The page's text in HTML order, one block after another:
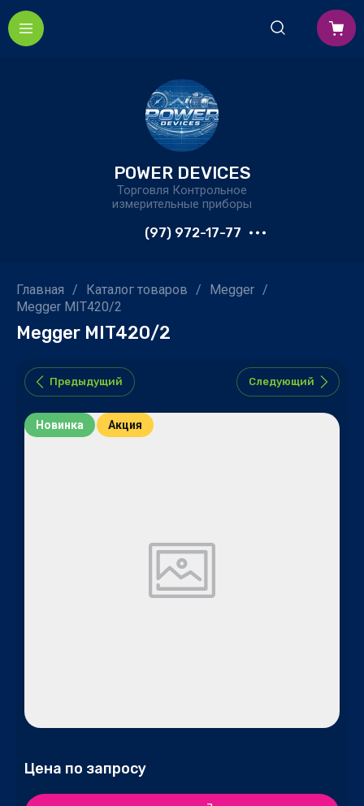
POWER DEVICES
Торговля Контрольное
измерительные приборы
(97) 972-17-77
Главная / Каталог товаров / Megger /
Megger MIT420/2
Megger MIT420/2
Предыдущий Следующий
Новинка Акция
Цена по запросу